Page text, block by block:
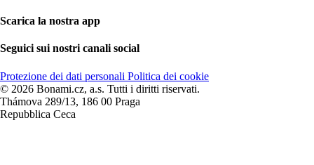
Scarica la nostra app
Seguici sui nostri canali social
Protezione dei dati personali Politica dei cookie
© 2026 Bonami.cz, a.s. Tutti i diritti riservati.
Thámova 289/13, 186 00 Praga
Repubblica Ceca